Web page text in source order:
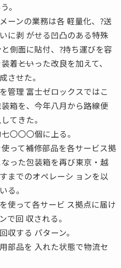
。
ーンの業務は各 軽量化、?送
に剥 がせる凹凸のある特殊
側面に貼付、?持ち運びを容
――といった改良を加えて、
させた。
管理 富士ゼロックスではこ
箱を、今年八月から路線便
てきた。
〇〇〇個に上る。
って補修部品を各サービス拠
った包装箱を再び東京・越
までのオペレーシ ョンを以
る。
使って各サービ ス拠点に届け
で回 収される。
収する パターン。
部品を 入れた状態で物流セ